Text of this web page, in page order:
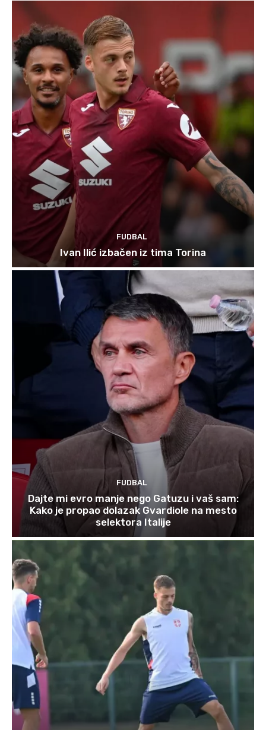
FUDBAL
Ivan Ilić izbačen iz tima Torina
FUDBAL
Dajte mi evro manje nego Gatuzu i vaš sam:
Kako je propao dolazak Gvardiole na mesto
selektora Italije